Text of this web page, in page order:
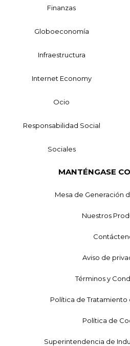
Finanzas
Globoeconomía
Infraestructura
Internet Economy
Ocio
Responsabilidad Social
Sociales
MANTÉNGASE
Mesa de Generación
Nuestros
Aviso de
Términos y
Política de Tratamiento
Política de
Superintendencia de